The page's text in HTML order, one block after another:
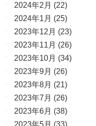
2024年2月 (22)
2024年1月 (25)
2023年12月 (23)
2023年11月 (26)
2023年10月 (34)
2023年9月 (26)
2023年8月 (21)
2023年7月 (26)
2023年6月 (38)
2023年5月 (33)